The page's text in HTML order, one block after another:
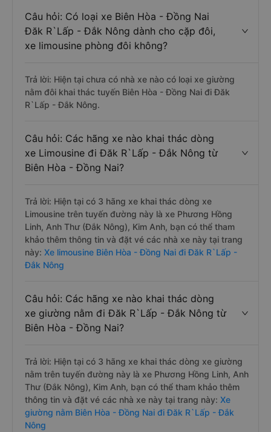
Câu hỏi: Có loại xe Biên Hòa - Đồng Nai
Đăk R`Lấp - Đắk Nông dành cho cặp đôi,
xe limousine phòng đôi không?
Trả lời: Hiện tại chưa có nhà xe nào có loại xe giường
nằm đôi khai thác tuyến Biên Hòa - Đồng Nai đi Đăk
R`Lấp - Đắk Nông.
Câu hỏi: Các hãng xe nào khai thác dòng
xe Limousine đi Đăk R`Lấp - Đắk Nông từ
Biên Hòa - Đồng Nai?
Trả lời: Hiện tại có 3 hãng xe khai thác dòng xe
Limousine trên tuyến đường này là xe Phương Hồng
Linh, Anh Thư (Đắk Nông), Kim Anh, bạn có thể tham
khảo thêm thông tin và đặt vé các nhà xe này tại trang
này: Xe limousine Biên Hòa - Đồng Nai đi Đăk R`Lấp -
Đắk Nông
Câu hỏi: Các hãng xe nào khai thác dòng
xe giường nằm đi Đăk R`Lấp - Đắk Nông từ
Biên Hòa - Đồng Nai?
Trả lời: Hiện tại có 3 hãng xe khai thác dòng xe giường
nằm trên tuyến đường này là xe Phương Hồng Linh, Anh
Thư (Đắk Nông), Kim Anh, bạn có thể tham khảo thêm
thông tin và đặt vé các nhà xe này tại trang này: Xe
giường nằm Biên Hòa - Đồng Nai đi Đăk R`Lấp - Đắk
Nông